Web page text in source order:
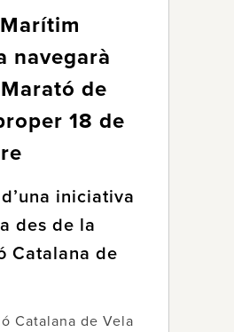
navegarà
de
18 de
iniciativa
des de la
Catalana de
Catalana de Vela